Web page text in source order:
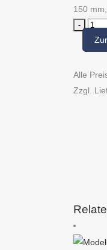
150
quantity
Alle
Zzgl.